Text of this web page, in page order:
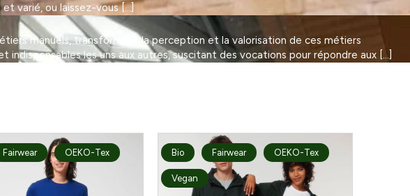
varié, ou laissez-vous […]
manuels, transforment la perception et la valorisation de ces métiers
les uns aux autres, suscitant des vocations pour répondre aux […]
Fairwear OEKO-Tex Bio Fairwear OEKO-Tex
Vegan